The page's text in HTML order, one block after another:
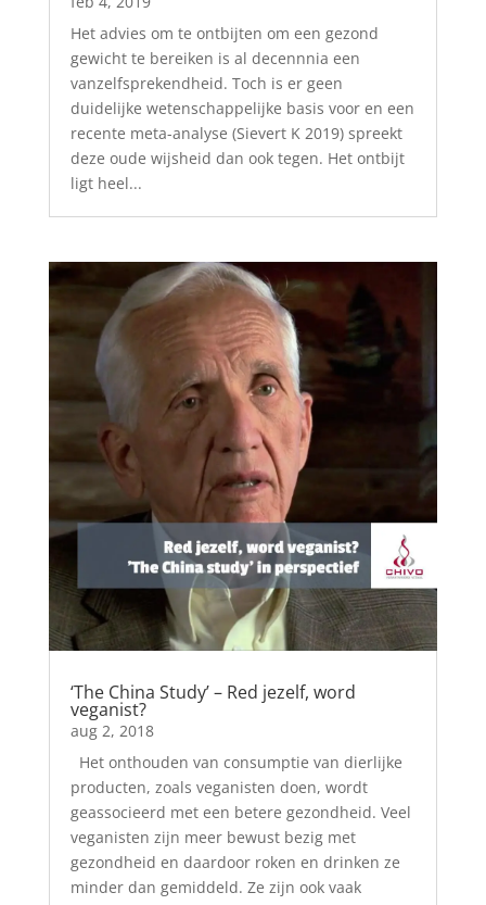
Het advies om te ontbijten om een gezond
gewicht te bereiken is al decennnia een
vanzelfsprekendheid. Toch is er geen
duidelijke wetenschappelijke basis voor en een
recente meta-analyse (Sievert K 2019) spreekt
deze oude wijsheid dan ook tegen. Het ontbijt
ligt heel...
‘The China Study’ – Red jezelf, word
veganist?
aug 2, 2018
Het onthouden van consumptie van dierlijke
producten, zoals veganisten doen, wordt
geassocieerd met een betere gezondheid. Veel
veganisten zijn meer bewust bezig met
gezondheid en daardoor roken en drinken ze
minder dan gemiddeld. Ze zijn ook vaak